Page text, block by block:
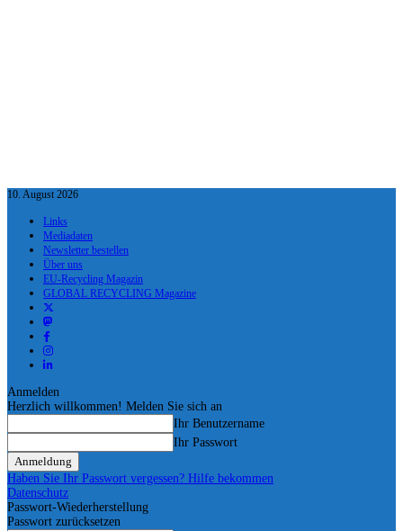
10. August 2026
Links
Mediadaten
Newsletter bestellen
Über uns
EU-Recycling Magazin
GLOBAL RECYCLING Magazine
Anmelden
Herzlich willkommen! Melden Sie sich an
Ihr Benutzername
Ihr Passwort
Haben Sie Ihr Passwort vergessen? Hilfe bekommen
Datenschutz
Passwort-Wiederherstellung
Passwort zurücksetzen